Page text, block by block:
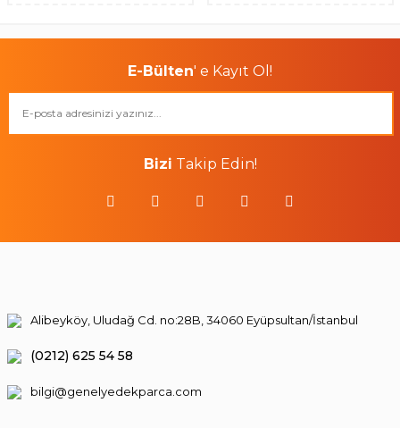
E-Bülten' e Kayıt Ol!
Bizi Takip Edin!
Alibeyköy, Uludağ Cd. no:28B, 34060 Eyüpsultan/İstanbul
(0212) 625 54 58
bilgi@genelyedekparca.com